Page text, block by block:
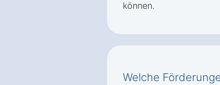
können.
Welche